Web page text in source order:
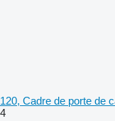
120, Cadre de porte de
4